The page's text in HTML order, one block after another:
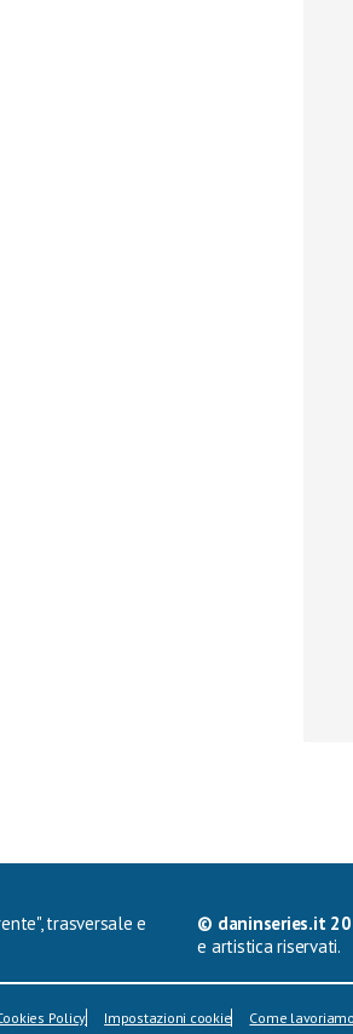
trasversale e
© daninseries.it
e artistica riservati.
Policy Impostazioni cookie Come lavoriamo